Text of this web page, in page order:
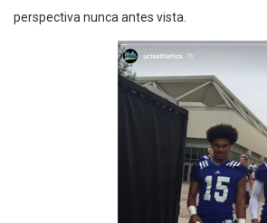
perspectiva nunca antes vista.